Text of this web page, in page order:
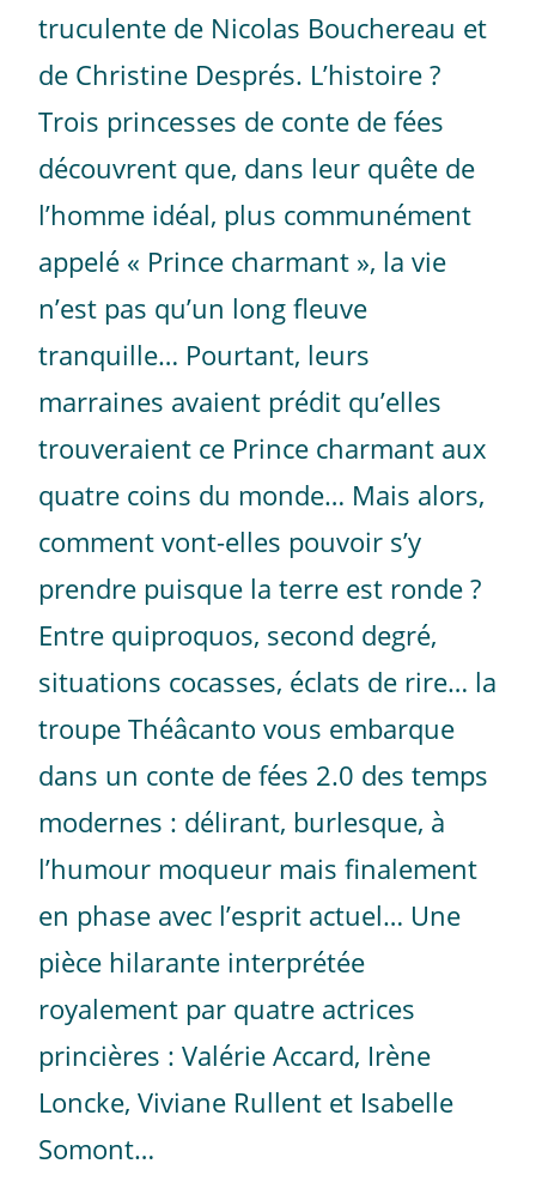
truculente de Nicolas Bouchereau et
de Christine Després. L’histoire ?
Trois princesses de conte de fées
découvrent que, dans leur quête de
l’homme idéal, plus communément
appelé « Prince charmant », la vie
n’est pas qu’un long fleuve
tranquille… Pourtant, leurs
marraines avaient prédit qu’elles
trouveraient ce Prince charmant aux
quatre coins du monde… Mais alors,
comment vont-elles pouvoir s’y
prendre puisque la terre est ronde ?
Entre quiproquos, second degré,
situations cocasses, éclats de rire… la
troupe Théâcanto vous embarque
dans un conte de fées 2.0 des temps
modernes : délirant, burlesque, à
l’humour moqueur mais finalement
en phase avec l’esprit actuel… Une
pièce hilarante interprétée
royalement par quatre actrices
princières : Valérie Accard, Irène
Loncke, Viviane Rullent et Isabelle
Somont…